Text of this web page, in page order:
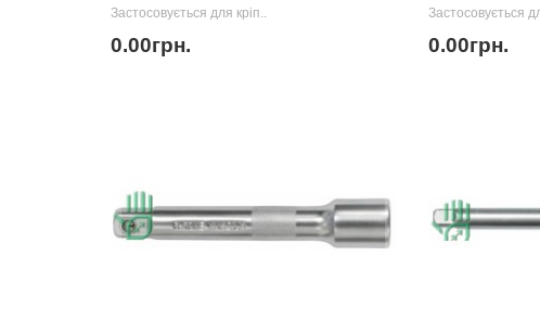
Застосовується для кріп..
0.00грн.
Застосовується
0.00грн.